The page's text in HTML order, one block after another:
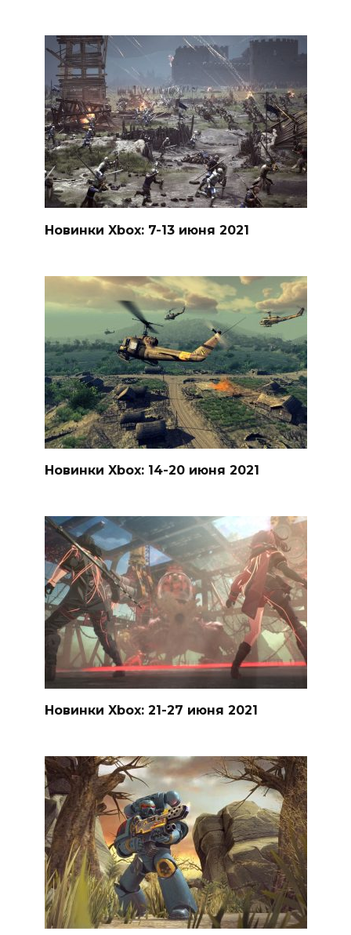
Новинки Xbox: 7-13 июня 2021
Новинки Xbox: 14-20 июня 2021
Новинки Xbox: 21-27 июня 2021